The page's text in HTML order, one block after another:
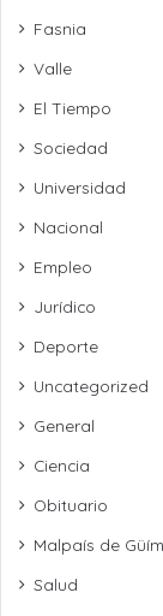
Fasnia
Valle
El Tiempo
Sociedad
Universidad
Nacional
Empleo
Jurídico
Deporte
Uncategorized
General
Ciencia
Obituario
Malpaís de
Salud